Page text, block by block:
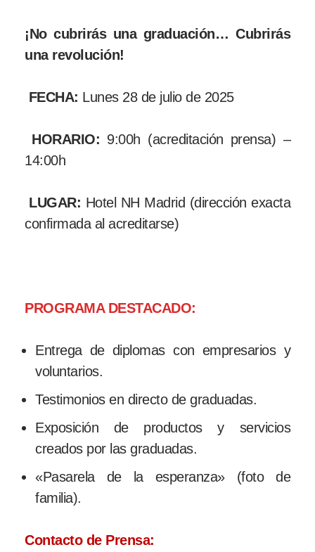
¡No cubrirás una graduación… Cubrirás
una revolución!
FECHA: Lunes 28 de julio de 2025
HORARIO: 9:00h (acreditación prensa) –
14:00h
LUGAR: Hotel NH Madrid (dirección exacta
confirmada al acreditarse)
PROGRAMA DESTACADO:
Entrega de diplomas con empresarios y
voluntarios.
Testimonios en directo de graduadas.
Exposición de productos y servicios
creados por las graduadas.
«Pasarela de la esperanza» (foto de
familia).
Contacto de Prensa: